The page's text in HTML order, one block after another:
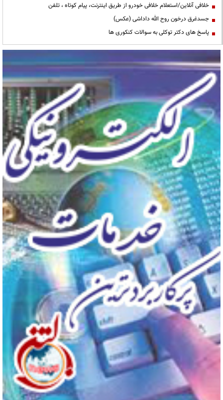
خلافی آنلاین/استعلام خلافی خودرو از طریق اینترنت، پیام کوتاه ، تلفن
جسدغرق درخون روح الله داداشی (عکس)
پاسخ های دکتر توکلی به سوالات کنکوری ها